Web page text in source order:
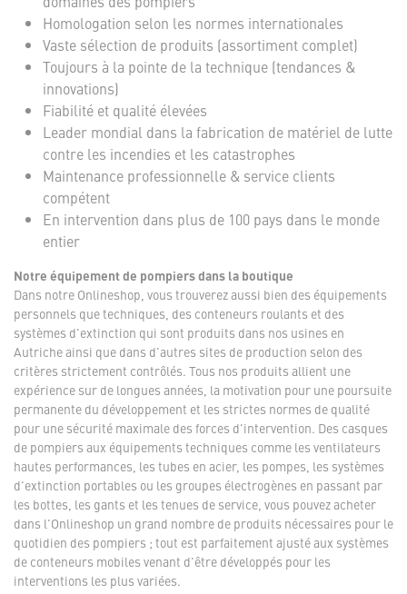
Homologation selon les normes internationales
Vaste sélection de produits (assortiment complet)
Toujours à la pointe de la technique (tendances &
innovations)
Fiabilité et qualité élevées
Leader mondial dans la fabrication de matériel de lutte
contre les incendies et les catastrophes
Maintenance professionnelle & service clients
compétent
En intervention dans plus de 100 pays dans le monde
entier
Notre équipement de pompiers dans la boutique
Dans notre Onlineshop, vous trouverez aussi bien des équipements
personnels que techniques, des conteneurs roulants et des
systèmes d'extinction qui sont produits dans nos usines en
Autriche ainsi que dans d'autres sites de production selon des
critères strictement contrôlés. Tous nos produits allient une
expérience sur de longues années, la motivation pour une poursuite
permanente du développement et les strictes normes de qualité
pour une sécurité maximale des forces d'intervention. Des casques
de pompiers aux équipements techniques comme les ventilateurs
hautes performances, les tubes en acier, les pompes, les systèmes
d'extinction portables ou les groupes électrogènes en passant par
les bottes, les gants et les tenues de service, vous pouvez acheter
dans l'Onlineshop un grand nombre de produits nécessaires pour le
quotidien des pompiers ; tout est parfaitement ajusté aux systèmes
de conteneurs mobiles venant d'être développés pour les
interventions les plus variées.